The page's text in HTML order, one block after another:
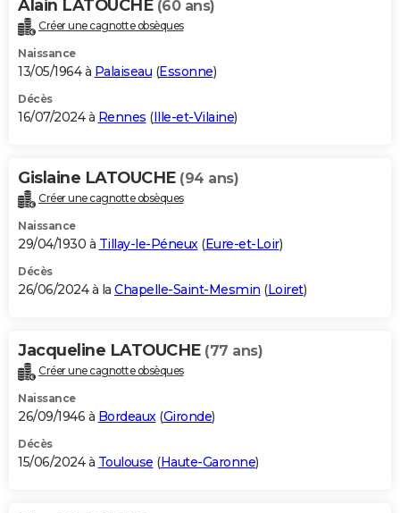
Alain LATOUCHE (60 ans)
Créer une cagnotte obsèques
Naissance
13/05/1964 à Palaiseau (Essonne)
Décès
16/07/2024 à Rennes (Ille-et-Vilaine)
Gislaine LATOUCHE (94 ans)
Créer une cagnotte obsèques
Naissance
29/04/1930 à Tillay-le-Péneux(Eure-et-Loir)
Décès
26/06/2024 à la Chapelle-Saint-Mesmin (Loiret)
Jacqueline LATOUCHE (77 ans)
Créer une cagnotte obsèques
Naissance
26/09/1946 à Bordeaux(Gironde)
Décès
15/06/2024 à Toulouse (Haute-Garonne)